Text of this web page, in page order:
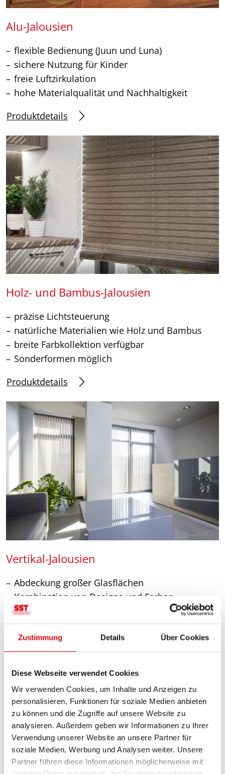
Zustimmung Details Über Cookies
Diese Webseite verwendet Cookies
Wir verwenden Cookies, um Inhalte und Anzeigen zu
personalisieren, Funktionen für soziale Medien anbieten
zu können und die Zugriffe auf unsere Website zu
analysieren. Außerdem geben wir Informationen zu Ihrer
Verwendung unserer Website an unsere Partner für
soziale Medien, Werbung und Analysen weiter. Unsere
Partner führen diese Informationen möglicherweise mit
Alu-Jalousien
flexible Bedienung (Juun und Luna)
sichere Nutzung für Kinder
freie Luftzirkulation
hohe Materialqualität und Nachhaltigkeit
Produktdetails
Holz- und Bambus-Jalousien
präzise Lichtsteuerung
natürliche Materialien wie Holz und Bambus
breite Farbkollektion verfügbar
Sonderformen möglich
Produktdetails
Vertikal-Jalousien
Abdeckung großer Glasflächen
Kombination von Designs und Farben
Einsatz in Innenräumen mit Schrägen
Stoffe für hygienische Anforderungen
Vorteile unserer Jalousien